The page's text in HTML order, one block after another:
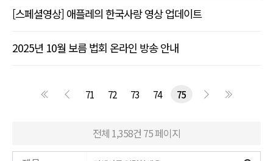
[스페셜영상] 애플레의 한국사랑 영상 업데이트
2025년 10월 보름 법회 온라인 방송 안내
71 72 73 74 75
전체 1,358건 75 페이지